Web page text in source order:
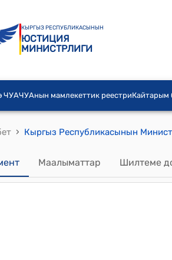
КЫРГЫЗ РЕСПУБЛИКАСЫНЫН
ЮСТИЦИЯ
МИНИСТРЛИГИ
ЧУАЧУАнын мамлекеттик реестриКайтарым
›
Маалыматтар Шилтеме